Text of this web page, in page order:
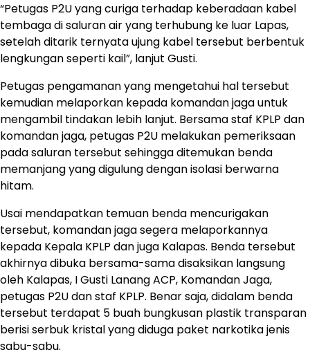
“Petugas P2U yang curiga terhadap keberadaan kabel
tembaga di saluran air yang terhubung ke luar Lapas,
setelah ditarik ternyata ujung kabel tersebut berbentuk
lengkungan seperti kail”, lanjut Gusti.
Petugas pengamanan yang mengetahui hal tersebut
kemudian melaporkan kepada komandan jaga untuk
mengambil tindakan lebih lanjut. Bersama staf KPLP dan
komandan jaga, petugas P2U melakukan pemeriksaan
pada saluran tersebut sehingga ditemukan benda
memanjang yang digulung dengan isolasi berwarna
hitam.
Usai mendapatkan temuan benda mencurigakan
tersebut, komandan jaga segera melaporkannya
kepada Kepala KPLP dan juga Kalapas. Benda tersebut
akhirnya dibuka bersama-sama disaksikan langsung
oleh Kalapas, I Gusti Lanang ACP, Komandan Jaga,
petugas P2U dan staf KPLP. Benar saja, didalam benda
tersebut terdapat 5 buah bungkusan plastik transparan
berisi serbuk kristal yang diduga paket narkotika jenis
sabu-sabu.